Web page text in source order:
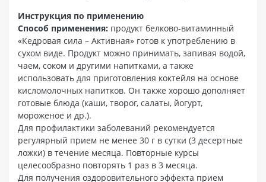
Инструкция по применению
Способ применения: продукт белково-витаминный
«Кедровая сила – Активная» готов к употреблению в
сухом виде. Продукт можно принимать, запивая водой,
чаем, соком и другими напитками, а также
использовать для приготовления коктейля на основе
кисломолочных напитков. Он также хорошо дополняет
готовые блюда (каши, творог, салаты, йогурт,
мороженое и др.).
Для профилактики заболеваний рекомендуется
регулярный прием не менее 30 г в сутки (3 десертные
ложки) в течение месяца. Повторные курсы
целесообразно повторять 1 раз в 3 месяца.
Для получения оздоровительного эффекта прием